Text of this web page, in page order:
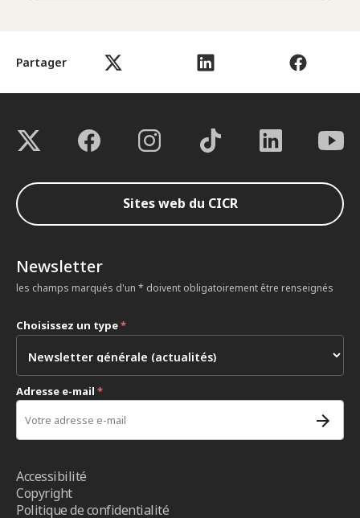
Partager
Sites web du CICR
Newsletter
les champs marqués d'un * doivent obligatoirement être renseignés
Choisissez un type*
Adresse e-mail *
Accessibilité
Copyright
Politique de confidentialité